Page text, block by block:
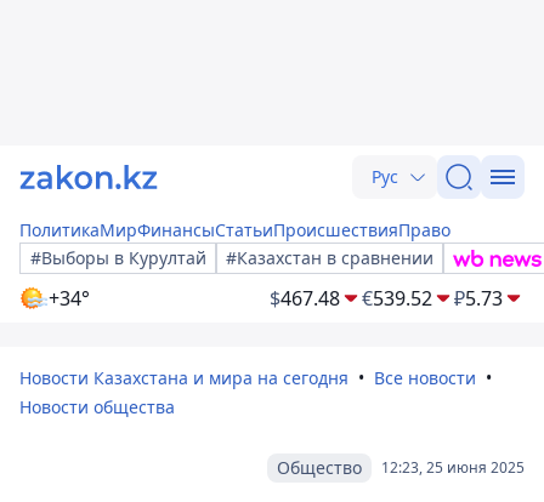
Рус
ПолитикаМирФинансыСтатьиПроисшествияПраво
#Выборы в Курултай
#Казахстан в сравнении
+34° $467.48 €539.52 ₽5.73
Новости Казахстана и мира на сегодня
Все новости
Новости общества
12:23, 25 июня 2025
Общество